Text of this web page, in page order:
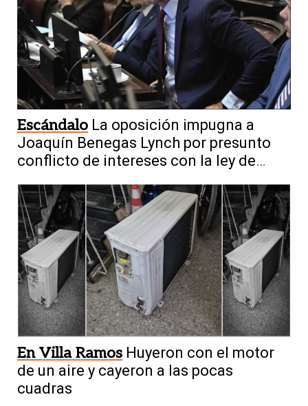
Escándalo La oposición impugna a
Joaquín Benegas Lynch por presunto
conflicto de intereses con la ley de
En Villa Ramos Huyeron con el motor
de un aire y cayeron a las pocas
cuadras